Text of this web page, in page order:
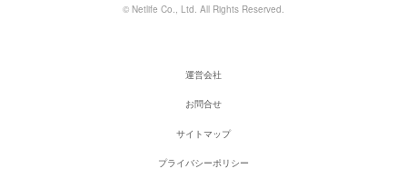
© Netlife Co., Ltd. All Rights Reserved.
運営会社
お問合せ
サイトマップ
プライバシーポリシー